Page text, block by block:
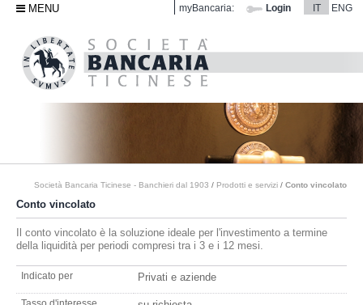
MENU IT ENG
myBancaria: Login
Società Bancaria Ticinese - Banchieri dal 1903 / Prodotti e servizi / Conto vincolato
Conto vincolato
Il conto vincolato è la soluzione ideale per l'investimento a termine
della liquidità per periodi compresi tra i 3 e i 12 mesi.
Indicato per Privati e aziende
Tasso d'interesse